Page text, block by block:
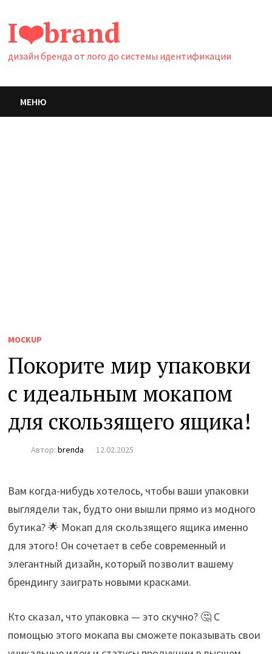
содержимому
I❤️brand
дизайн бренда от лого до системы идентификации
МЕНЮ
MOCKUP
Покорите мир упаковки
с идеальным мокапом
для скользящего ящика!
Автор:brenda 12.02.2025
Вам когда-нибудь хотелось, чтобы ваши упаковки
выглядели так, будто они вышли прямо из модного
бутика? 🌟 Мокап для скользящего ящика именно
для этого! Он сочетает в себе современный и
элегантный дизайн, который позволит вашему
брендингу заиграть новыми красками.
Кто сказал, что упаковка — это скучно? 🤔 С
помощью этого мокапа вы сможете показывать свои